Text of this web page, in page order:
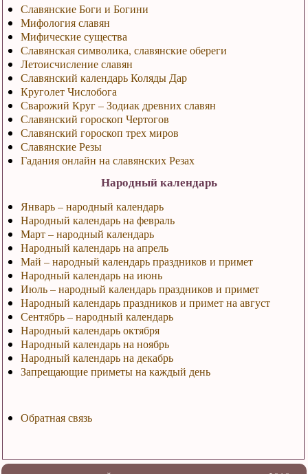
Славянские Боги и Богини
Мифология славян
Мифические существа
Славянская символика, славянские обереги
Летоисчисление славян
Славянский календарь Коляды Дар
Круголет Числобога
Сварожий Круг – Зодиак древних славян
Славянский гороскоп Чертогов
Славянский гороскоп трех миров
Славянские Резы
Гадания онлайн на славянских Резах
Народный календарь
Январь – народный календарь
Народный календарь на февраль
Март – народный календарь
Народный календарь на апрель
Май – народный календарь праздников и примет
Народный календарь на июнь
Июль – народный календарь праздников и примет
Народный календарь праздников и примет на август
Сентябрь – народный календарь
Народный календарь октября
Народный календарь на ноябрь
Народный календарь на декабрь
Запрещающие приметы на каждый день
Обратная связь